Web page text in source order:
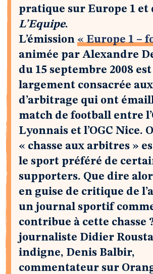
pratique sur Europe 1 et
L’Equipe.
L’émission « Europe 1 –
animée par Alexandre
du 15 septembre 2008 est
largement consacrée
d’arbitrage qui ont
match de football entre
Lyonnais et l’OGC Nice.
« chasse aux arbitres »
le sport préféré de
supporters. Que dire
en guise de critique de
un journal sportif
contribue à cette chasse
journaliste Didier
indigne, Denis Balbir,
commentateur sur